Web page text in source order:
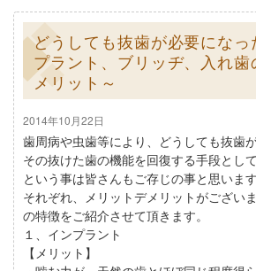
どうしても抜歯が必要にな
プラント、ブリッヂ、入れ
メリット～
2014年10月22日
歯周病や虫歯等により、どうしても抜歯
その抜けた歯の機能を回復する手段とし
という事は皆さんもご存じの事と思います
それぞれ、メリットデメリットがござい
の特徴をご紹介させて頂きます。
１、インプラント
【メリット】